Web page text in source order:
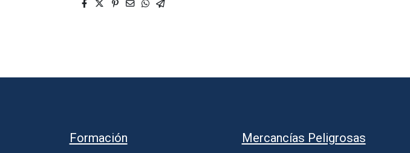
Formación Mercancías Peligrosas